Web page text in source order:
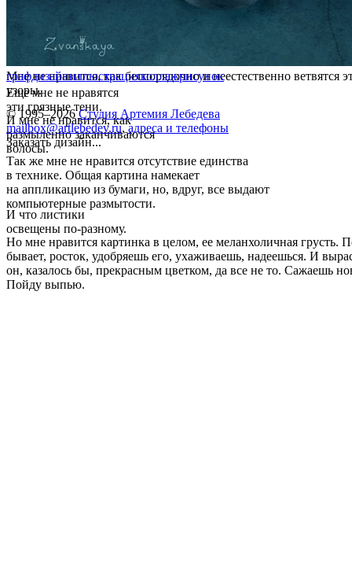
Мне не нравится, как беспорядочно и неестественно ветвятся
узоры.
Еще мне не нравятся
эти грязные тени.
И мне не нравится, как
размыленно заканчиваются
волосы.
Так же мне не нравится отсутствие единства
в технике. Общая картина намекает
на аппликацию из бумаги, но, вдруг, все выдают
компьютерные размытости.
И что листики
освещены по-разному.
Но мне нравится картинка в целом, ее меланхоличная грусть.
бывает, росток, удобряешь его, ухаживаешь, надеешься. И
он, казалось бы, прекрасным цветком, да все не то. Сажаешь
Пойду выпью.
графдизайниллюстрацияколлажрисунок
© 1995–2026 Студия Артемия Лебедева
mailbox@artlebedev.ru, адреса и телефоны
Заказать дизайн...